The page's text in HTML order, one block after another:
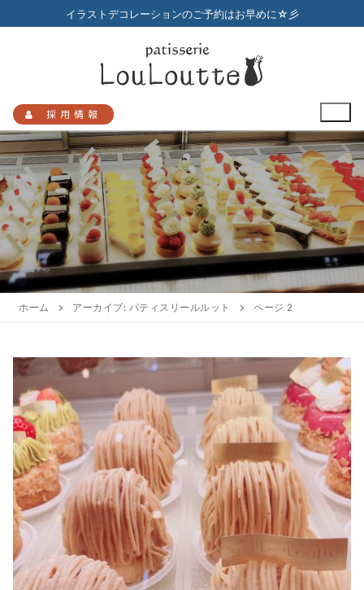
ン
ス
キ
ッ
プ
イラストデコレーションのご予約はお早めに☆彡
採用情報
検
索:
HOME
焼き菓子
アントルメ
季節限定商品
アクセスマップ
営業日
お知らせ
全てのお知らせ
採用情報
プリントクッキーのご予約について
お客様の声
ギフト
ホーム アーカイブ: パティスリールルット ページ 2